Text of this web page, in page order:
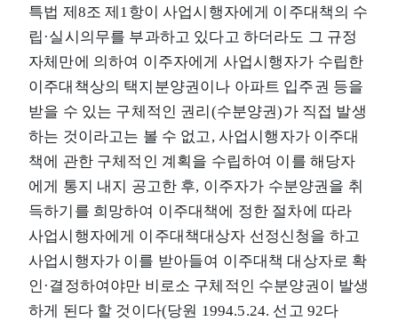
특법 제8조 제1항이 사업시행자에게 이주대책의 수
립·실시의무를 부과하고 있다고 하더라도 그 규정
자체만에 의하여 이주자에게 사업시행자가 수립한
이주대책상의 택지분양권이나 아파트 입주권 등을
받을 수 있는 구체적인 권리(수분양권)가 직접 발생
하는 것이라고는 볼 수 없고, 사업시행자가 이주대
책에 관한 구체적인 계획을 수립하여 이를 해당자
에게 통지 내지 공고한 후, 이주자가 수분양권을 취
득하기를 희망하여 이주대책에 정한 절차에 따라
사업시행자에게 이주대책대상자 선정신청을 하고
사업시행자가 이를 받아들여 이주대책 대상자로 확
인·결정하여야만 비로소 구체적인 수분양권이 발생
하게 된다 할 것이다(당원 1994.5.24. 선고 92다